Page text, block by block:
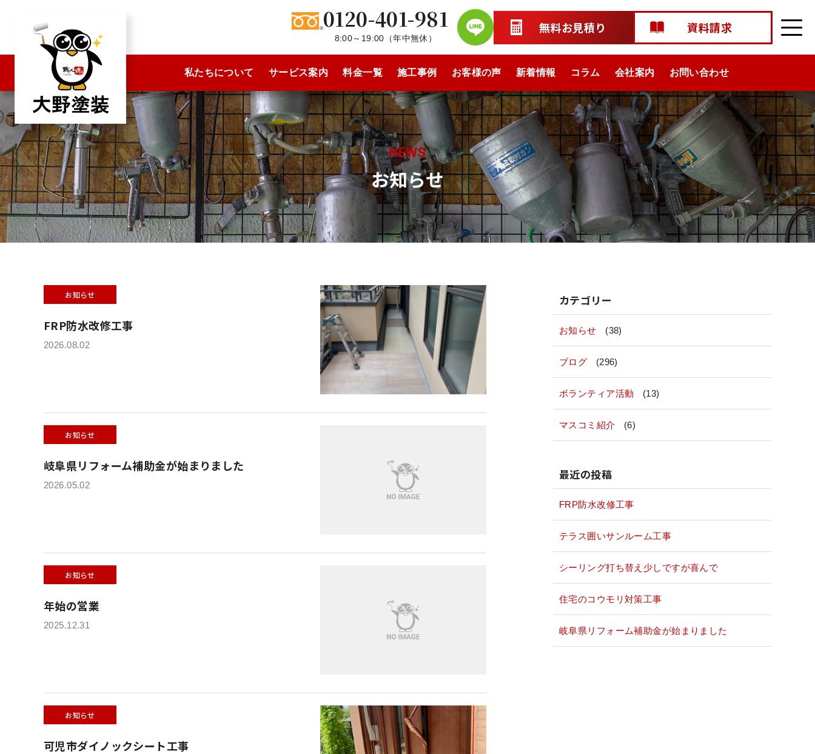
へ
ス
キ
ッ
プ
0120-401-981
8:00～19:00 （年中無休）
無料お見積り 資料請求
私たちについて サービス案内 料金一覧 施工事例 お客様の声 新着情報 コラム 会社案内 お問い合わせ
NEWS
お知らせ
お知らせ
FRP防水改修工事
2026.08.02
お知らせ
岐阜県リフォーム補助金が始まりました
2026.05.02
お知らせ
年始の営業
2025.12.31
お知らせ
可児市ダイノックシート工事
カテゴリー
お知らせ (38)
ブログ (296)
ボランティア活動 (13)
マスコミ紹介 (6)
最近の投稿
FRP防水改修工事
テラス囲いサンルーム工事
シーリング打ち替え少しですが喜んで
住宅のコウモリ対策工事
岐阜県リフォーム補助金が始まりました